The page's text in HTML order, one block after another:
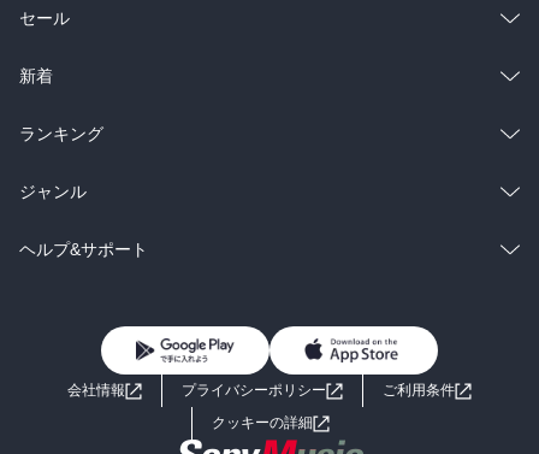
総合
ラノベ
雑誌・グラビア
BL・TL
セール
総合
ラノベ
雑誌・グラビア
BL・TL
新着
総合
ラノベ
雑誌・グラビア
ランキング
総合
ラノベ
ジャンル
コミック
ライトノベル 男子向けラノベ
小説
ヘルプ&サポート
よくあるご質問 お問い合わせ
会社情報 プライバシーポリシー
ご利用条件
クッキーの詳細